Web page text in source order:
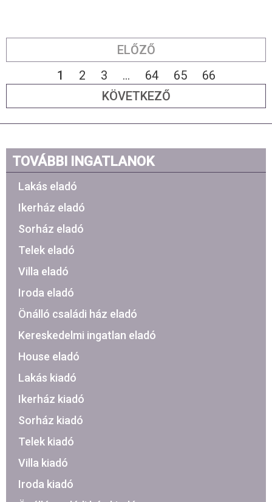
ELŐZŐ
1
2 3 ... 64 65
66
KÖVETKEZŐ
TOVÁBBI INGATLANOK
Lakás eladó
Ikerház eladó
Sorház eladó
Telek eladó
Villa eladó
Iroda eladó
Önálló családi ház eladó
Kereskedelmi ingatlan eladó
House eladó
Lakás kiadó
Ikerház kiadó
Sorház kiadó
Telek kiadó
Villa kiadó
Iroda kiadó